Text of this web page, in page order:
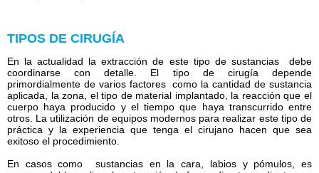
TIPOS DE CIRUGÍA
En la actualidad la extracción de este tipo de sustancias debe
coordinarse con detalle. El tipo de cirugía depende
primordialmente de varios factores como la cantidad de sustancia
aplicada, la zona, el tipo de material implantado, la reacción que el
cuerpo haya producido y el tiempo que haya transcurrido entre
otros. La utilización de equipos modernos para realizar este tipo de
práctica y la experiencia que tenga el cirujano hacen que sea
exitoso el procedimiento.
En casos como sustancias en la cara, labios y pómulos, es